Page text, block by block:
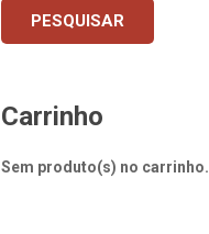
PESQUISAR
Carrinho
Sem produto(s) no carrinho.